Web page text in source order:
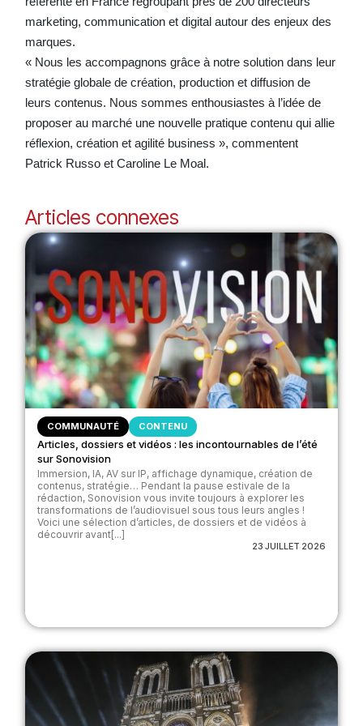
marketing, communication et digital autour des enjeux des
marques.
« Nous les accompagnons grâce à notre solution dans leur
stratégie globale de création, production et diffusion de
leurs contenus. Nous sommes enthousiastes à l’idée de
proposer au marché une nouvelle pratique contenu qui allie
réflexion, création et agilité business », commentent
Patrick Russo et Caroline Le Moal.
Articles connexes
COMMUNAUTÉ CONTENU
Articles, dossiers et vidéos : les incontournables de l’été
sur Sonovision
Immersion, IA, AV sur IP, affichage dynamique, création de
contenus, stratégie… Pendant la pause estivale de la
rédaction, Sonovision vous invite toujours à explorer les
transformations de l’audiovisuel sous tous leurs angles !
Voici une sélection d’articles, de dossiers et de vidéos à
découvrir avant[...]
23 JUILLET 2026